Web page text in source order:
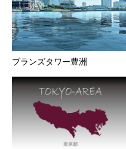
ブランズタワー豊洲